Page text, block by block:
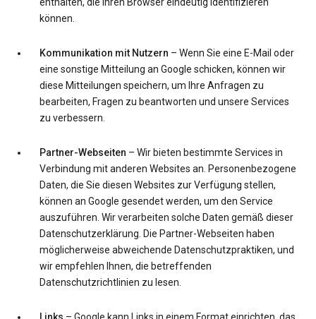
können.
Kommunikation mit Nutzern – Wenn Sie eine E-Mail oder
eine sonstige Mitteilung an Google schicken, können wir
diese Mitteilungen speichern, um Ihre Anfragen zu
bearbeiten, Fragen zu beantworten und unsere Services
zu verbessern.
Partner-Webseiten – Wir bieten bestimmte Services in
Verbindung mit anderen Websites an. Personenbezogene
Daten, die Sie diesen Websites zur Verfügung stellen,
können an Google gesendet werden, um den Service
auszuführen. Wir verarbeiten solche Daten gemäß dieser
Datenschutzerklärung. Die Partner-Webseiten haben
möglicherweise abweichende Datenschutzpraktiken, und
wir empfehlen Ihnen, die betreffenden
Datenschutzrichtlinien zu lesen.